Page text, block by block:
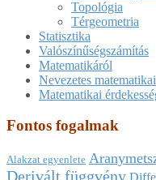
Topológia
Térgeometria
Statisztika
Valószínűségszámítás
Matematikáról
Nevezetes
Matematikai
Fontos fogalmak
Alakzat egyenlete
Derivált függvény